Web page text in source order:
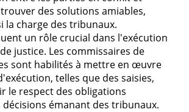
des solutions amiables,
la charge des tribunaux.
un rôle crucial dans l'exécution
justice. Les commissaires de
sont habilités à mettre en œuvre
telles que des saisies,
le respect des obligations
émanant des tribunaux.